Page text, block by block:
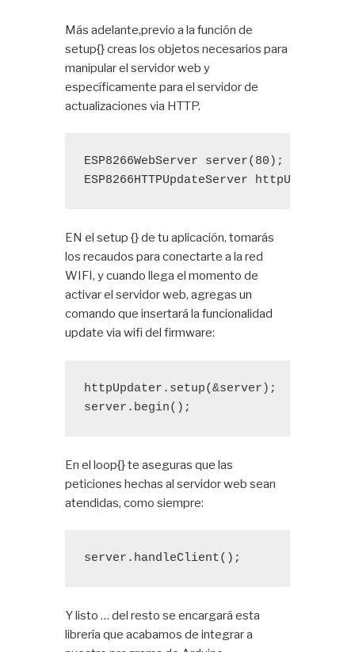
Más adelante,previo a la función de
setup{} creas los objetos necesarios para
manipular el servidor web y
específicamente para el servidor de
actualizaciones via HTTP.
ESP8266WebServer server(80);
ESP8266HTTPUpdateServer httpUpdater;
EN el setup {} de tu aplicación, tomarás
los recaudos para conectarte a la red
WIFI, y cuando llega el momento de
activar el servidor web, agregas un
comando que insertará la funcionalidad
update via wifi del firmware:
httpUpdater.setup(&server);
server.begin();
En el loop{} te aseguras que las
peticiones hechas al servidor web sean
atendidas, como siempre:
server.handleClient();
Y listo … del resto se encargará esta
librería que acabamos de integrar a